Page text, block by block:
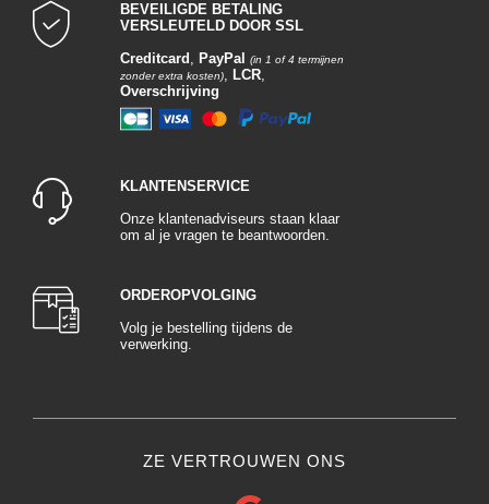
BEVEILIGDE BETALING
VERSLEUTELD DOOR SSL
Creditcard , PayPal
(in 1 of 4 termijnen
zonder extra kosten), LCR,
Overschrijving
KLANTENSERVICE
Onze klantenadviseurs staan klaar
om al je vragen te beantwoorden.
ORDEROPVOLGING
Volg je bestelling tijdens de
verwerking.
ZE VERTROUWEN ONS